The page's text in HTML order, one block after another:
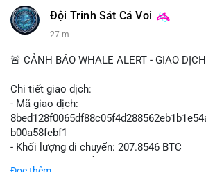
#vlikevn #titanbot
Đội Trinh Sát Cá Voi
27 m
🚨 CẢNH BÁO WHALE ALERT - GIAO
Chi tiết giao dịch:
- Mã giao dịch:
b00a58febf1
- Khối lượng di chuyển: 207.8546 BTC